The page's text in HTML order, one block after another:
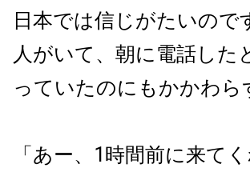
日本では信じがたいの
人がいて、朝に電話し
っていたのにもかかわら
「あー、 1 時間前に来て